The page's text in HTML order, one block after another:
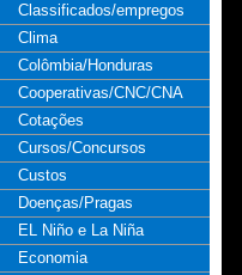
Classificados/empregos
Clima
Colômbia/Honduras
Cooperativas/CNC/CNA
Cotações
Cursos/Concursos
Custos
Doenças/Pragas
EL Niño e La Niña
Economia